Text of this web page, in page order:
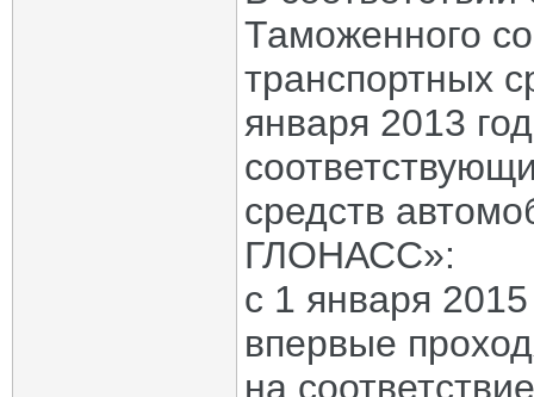
Таможенного
транспортных
января 2013
средств
ГЛОНАСС»:
с 1 января
впервые
на